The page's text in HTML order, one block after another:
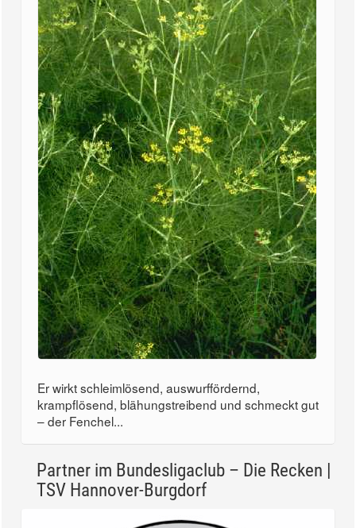
Er wirkt schleimlösend, auswurffördernd,
krampflösend, blähungstreibend und schmeckt gut
– der Fenchel...
Partner im Bundesligaclub – Die Recken |
TSV Hannover-Burgdorf